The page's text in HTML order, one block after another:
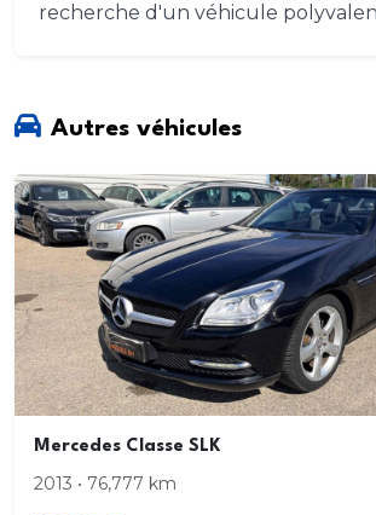
recherche d'un véhicule
Autres véhicules
Mercedes Classe SLK
2013 • 76,777 km